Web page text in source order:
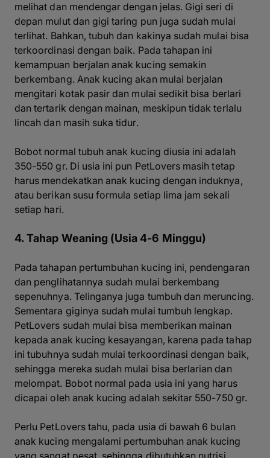
melihat dan mendengar dengan jelas. Gigi seri di
depan mulut dan gigi taring pun juga sudah mulai
terlihat. Bahkan, tubuh dan kakinya sudah mulai bisa
terkoordinasi dengan baik. Pada tahapan ini
kemampuan berjalan anak kucing semakin
berkembang. Anak kucing akan mulai berjalan
mengitari kotak pasir dan mulai sedikit bisa berlari
dan tertarik dengan mainan, meskipun tidak terlalu
lincah dan masih suka tidur.
Bobot normal tubuh anak kucing diusia ini adalah
350-550 gr. Di usia ini pun PetLovers masih tetap
harus mendekatkan anak kucing dengan induknya,
atau berikan susu formula setiap lima jam sekali
setiap hari.
4. Tahap Weaning (Usia 4-6 Minggu)
Pada tahapan pertumbuhan kucing ini, pendengaran
dan penglihatannya sudah mulai berkembang
sepenuhnya. Telinganya juga tumbuh dan meruncing.
Sementara giginya sudah mulai tumbuh lengkap.
PetLovers sudah mulai bisa memberikan mainan
kepada anak kucing kesayangan, karena pada tahap
ini tubuhnya sudah mulai terkoordinasi dengan baik,
sehingga mereka sudah mulai bisa berlarian dan
melompat. Bobot normal pada usia ini yang harus
dicapai oleh anak kucing adalah sekitar 550-750 gr.
Perlu PetLovers tahu, pada usia di bawah 6 bulan
anak kucing mengalami pertumbuhan anak kucing
yang sangat pesat, sehingga dibutuhkan nutrisi